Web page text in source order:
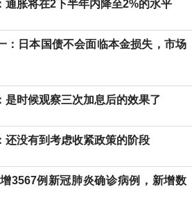
通胀将在2下半年内降至2%的水平
：日本国债不会面临本金损失，市场
是时候观察三次加息后的效果了
还没有到考虑收紧政策的阶段
3567例新冠肺炎确诊病例，新增数